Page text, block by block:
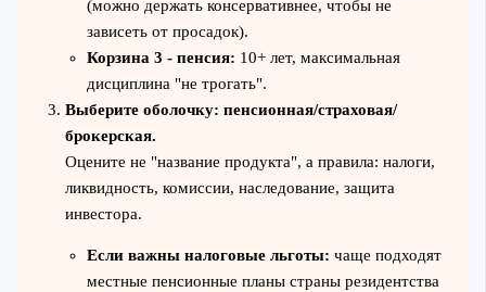
(можно держать консервативнее, чтобы не
зависеть от просадок).
Корзина 3 - пенсия: 10+ лет, максимальная
дисциплина "не трогать".
Выберите оболочку: пенсионная/страховая/
брокерская.
Оцените не "название продукта", а правила: налоги,
ликвидность, комиссии, наследование, защита
инвестора.
Если важны налоговые льготы: чаще подходят
местные пенсионные планы страны резидентства